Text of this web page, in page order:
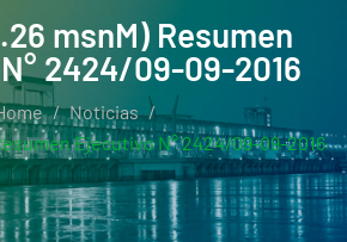
msnM) Resumen
2424/09-09-2016
Noticias
Ejecutivo N° 2424/09-09-2016